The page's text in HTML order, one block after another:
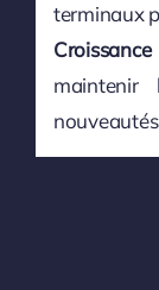
terminaux